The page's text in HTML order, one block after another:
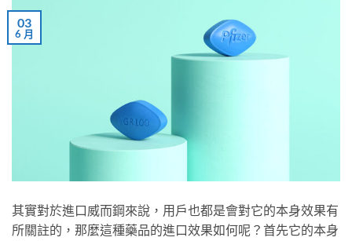
03
6 月
其實對於進口威而鋼來說，用戶也都是會對它的本身效果有
所關註的，那麼這種藥品的進口效果如何呢？首先它的本身